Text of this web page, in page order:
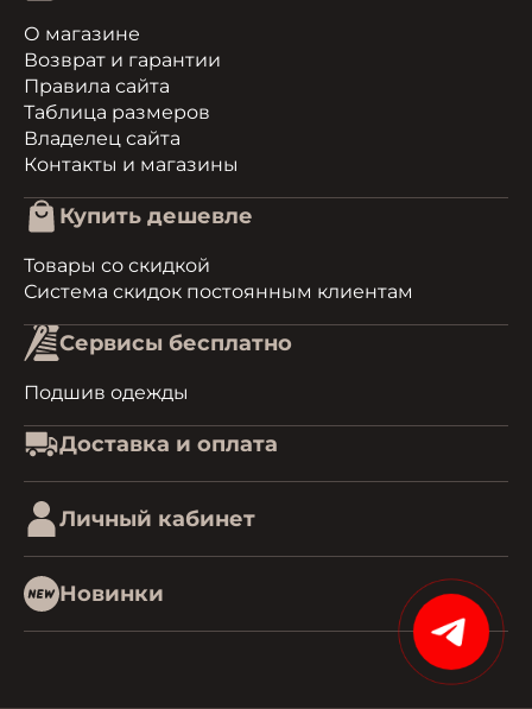
О магазине
Возврат и гарантии
Правила сайта
Таблица размеров
Владелец сайта
Контакты и магазины
Купить дешевле
Товары со скидкой
Система скидок постоянным клиентам
Сервисы бесплатно
Подшив одежды
Доставка и оплата
Личный кабинет
Новинки
15%